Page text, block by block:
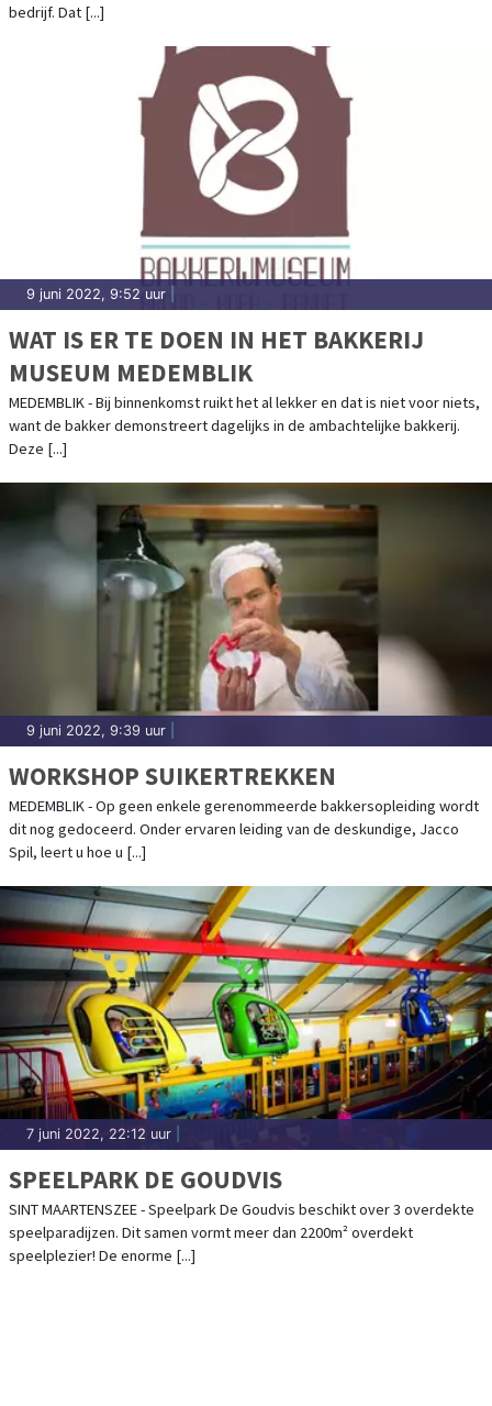
bedrijf. Dat [...]
9 juni 2022, 9:52 uur
WAT IS ER TE DOEN IN HET BAKKERIJ
MUSEUM MEDEMBLIK
MEDEMBLIK - Bij binnenkomst ruikt het al lekker en dat is niet voor niets,
want de bakker demonstreert dagelijks in de ambachtelijke bakkerij.
Deze [...]
9 juni 2022, 9:39 uur
WORKSHOP SUIKERTREKKEN
MEDEMBLIK - Op geen enkele gerenommeerde bakkersopleiding wordt
dit nog gedoceerd. Onder ervaren leiding van de deskundige, Jacco
Spil, leert u hoe u [...]
7 juni 2022, 22:12 uur
SPEELPARK DE GOUDVIS
SINT MAARTENSZEE - Speelpark De Goudvis beschikt over 3 overdekte
speelparadijzen. Dit samen vormt meer dan 2200m² overdekt
speelplezier! De enorme [...]